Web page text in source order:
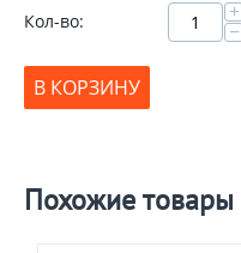
Кол-во:
+
−
В КОРЗИНУ
Похожие товары